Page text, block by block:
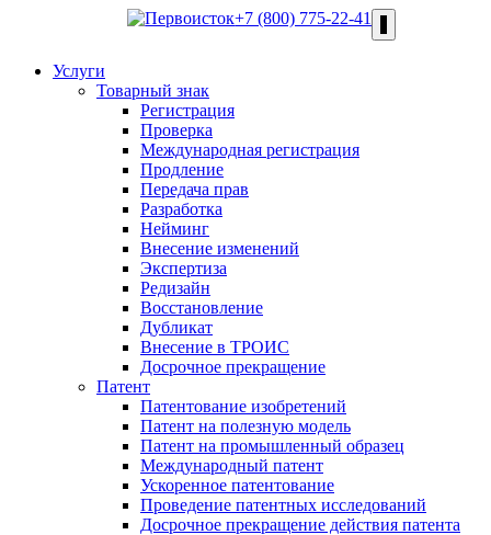
+7 (800) 775-22-41
Услуги
Товарный знак
Регистрация
Проверка
Международная регистрация
Продление
Передача прав
Разработка
Нейминг
Внесение изменений
Экспертиза
Редизайн
Восстановление
Дубликат
Внесение в ТРОИС
Досрочное прекращение
Патент
Патентование изобретений
Патент на полезную модель
Патент на промышленный образец
Международный патент
Ускоренное патентование
Проведение патентных исследований
Досрочное прекращение действия патента